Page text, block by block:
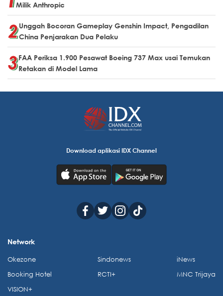
Milik Anthropic
Unggah Bocoran Gameplay Genshin Impact, Pengadilan
China Penjarakan Dua Pelaku
FAA Periksa 1.900 Pesawat Boeing 737 Max usai Temukan
Retakan di Model Lama
Download aplikasi IDX Channel
Network
Okezone
Booking Hotel
VISION+
Sindonews
RCTI+
iNews
MNC Trijaya